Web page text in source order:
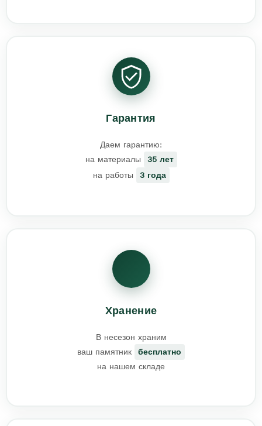
Гарантия
Даем гарантию:
на материалы
35 лет
на работы
3 года
Хранение
В несезон храним
ваш памятник
бесплатно
на нашем складе